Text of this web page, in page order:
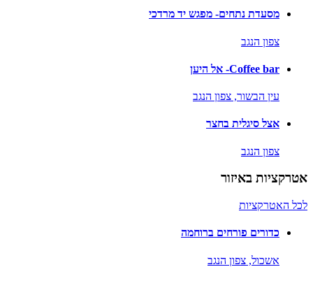
מסעדת נתחים- מפגש יד מרדכי
צפון הנגב
Coffee bar- אל היען
עין הבשור, צפון הנגב
אצל סיגלית בחצר
צפון הנגב
אטרקציות באיזור
לכל האטרקציות
כדורים פורחים ברוחמה
אשכול, צפון הנגב